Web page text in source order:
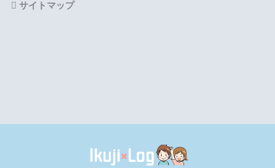
サイトマップ